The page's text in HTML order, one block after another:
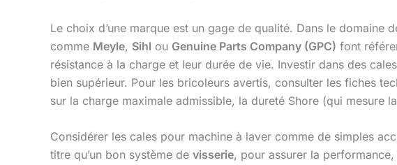
Le choix d’une marque est un gage de qualité. Dans le
comme Meyle, Sihl ou Genuine Parts Company (GPC) font
résistance à la charge et leur durée de vie. Investir dans des
bien supérieur. Pour les bricoleurs avertis, consulter les fiches
sur la charge maximale admissible, la dureté Shore (qui
Considérer les cales pour machine à laver comme de simples
titre qu’un bon système de visserie, pour assurer la